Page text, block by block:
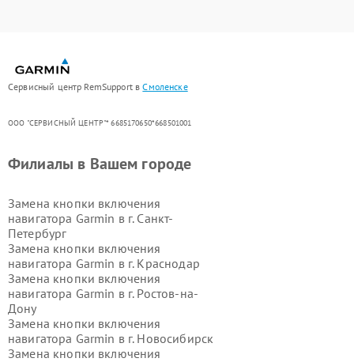
Сервисный центр RemSupport вСмоленске
ООО "СЕРВИСНЫЙ ЦЕНТР"* 6685170650*668501001
Филиалы в Вашем городе
Замена кнопки включения
навигатора Garmin в г. Санкт-
Петербург
Замена кнопки включения
навигатора Garmin в г. Краснодар
Замена кнопки включения
навигатора Garmin в г. Ростов-на-
Дону
Замена кнопки включения
навигатора Garmin в г. Новосибирск
Замена кнопки включения